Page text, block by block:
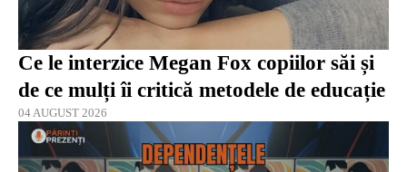
Ce le interzice Megan Fox copiilor săi și
de ce mulți îi critică metodele de educație
04 AUGUST 2026